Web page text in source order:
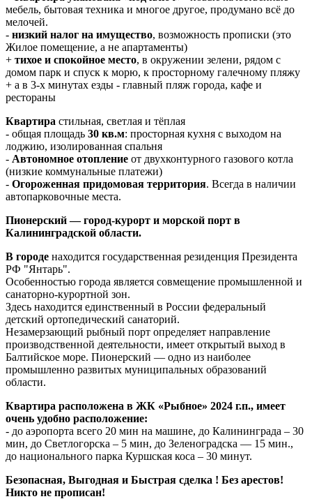
мебель, бытовая техника и многое другое, продумано всё до
мелочей.
- низкий налог на имущество, возможность прописки (это
Жилое помещение, а не апартаменты)
+ тихое и спокойное место, в окружении зелени, рядом с
домом парк и спуск к морю, к прoсторному галечному пляжу
+ а в 3-х минутах езды - главный пляж города, кафе и
рестораны
Квартира стильная, светлая и тёплая
- общая площадь 30 кв.м: просторная кухня с выходом на
лоджию, изолированная спальня
- Автономное отопление от двухконтурного газового котла
(низкие коммунальные платежи)
- Огороженная придомовая территория. Всегда в наличии
автопарковочные места.
Пионерский — город-курорт и морской порт в
Калининградской области.
В городе находится государственная резиденция Президента
РФ "Янтарь".
Особенностью города является совмещение промышленной и
санаторно-курортной зон.
Здесь находится единственный в России федеральный
детский ортопедический санаторий.
Незамерзающий рыбный порт определяет направление
производственной деятельности, имеет открытый выход в
Балтийское море. Пионерский — одно из наиболее
промышленно развитых муниципальных образований
области.
Квартира расположена в ЖК «Рыбное» 2024 г.п., имеет
очень удобно расположение:
- до аэропорта всего 20 мин на машине, до Калининграда – 30
мин, до Светлогорска – 5 мин, до Зеленоградска — 15 мин.,
до национального парка Куршская коса – 30 минут.
Безопасная, Выгодная и Быстрая сделка ! Без арестов!
Никто не прописан!